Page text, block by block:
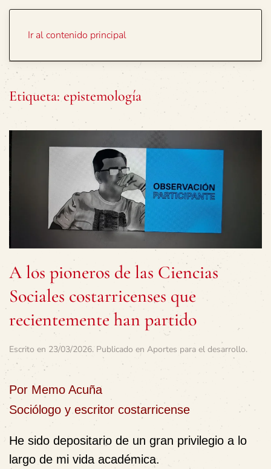
Ir al contenido principal
Etiqueta: epistemología
A los pioneros de las Ciencias
Sociales costarricenses que
recientemente han partido
Escrito en 23/03/2026. Publicado en Aportes para el desarrollo.
Por Memo Acuña
Sociólogo y escritor costarricense
He sido depositario de un gran privilegio a lo
largo de mi vida académica.